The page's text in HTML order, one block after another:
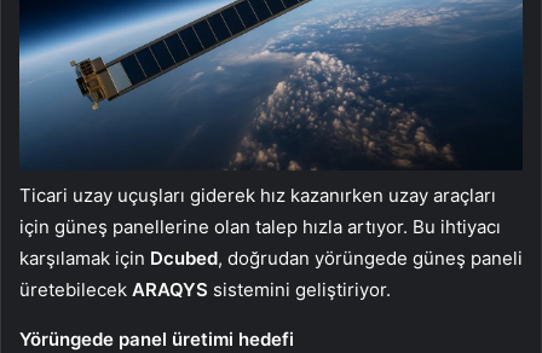
Ticari uzay uçuşları giderek hız kazanırken uzay araçları
için güneş panellerine olan talep hızla artıyor. Bu ihtiyacı
karşılamak için Dcubed, doğrudan yörüngede güneş paneli
üretebilecek ARAQYS sistemini geliştiriyor.
Yörüngede panel üretimi hedefi